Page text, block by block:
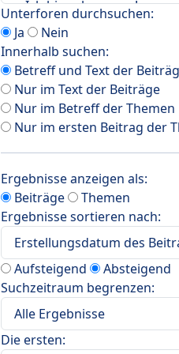
Unterforen durchsuchen:
Ja
Nein
Innerhalb suchen:
Betreff und Text der
Nur im Text der Beiträge
Nur im Betreff der Themen
Nur im ersten Beitrag der
Ergebnisse anzeigen als:
Beiträge
Themen
Ergebnisse sortieren nach:
Aufsteigend
Absteigend
Suchzeitraum begrenzen:
Die ersten: